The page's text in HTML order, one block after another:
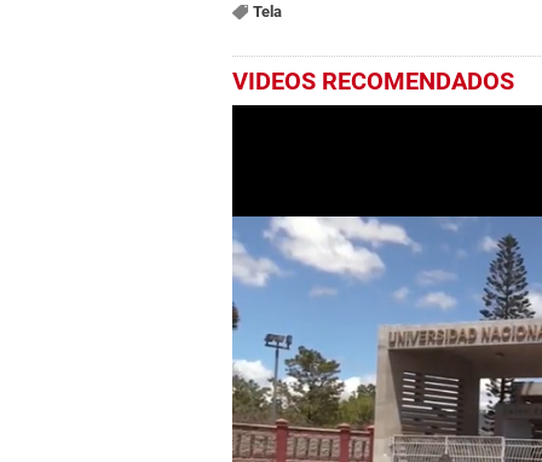
Tela
VIDEOS RECOMENDADOS